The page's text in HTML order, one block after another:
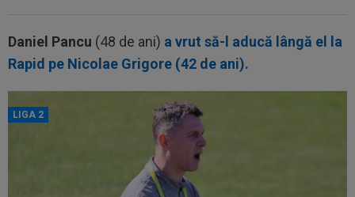
Daniel Pancu (48 de ani) a vrut să-l aducă lângă el la
Rapid pe Nicolae Grigore (42 de ani).
LIGA 2